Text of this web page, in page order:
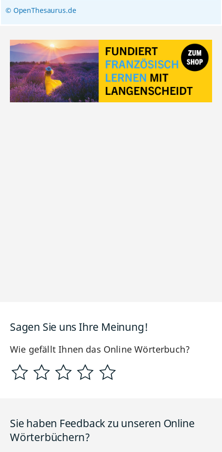
© OpenThesaurus.de
Sagen Sie uns Ihre Meinung!
Wie gefällt Ihnen das Online Wörterbuch?
Sie haben Feedback zu unseren Online
Wörterbüchern?